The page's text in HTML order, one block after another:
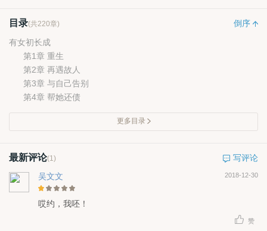
目录(共220章)
倒序
有女初长成
第1章 重生
第2章 再遇故人
第3章 与自己告别
第4章 帮她还债
更多目录
最新评论(1)
写评论
吴文文
2018-12-30
哎约，我呸！
赞